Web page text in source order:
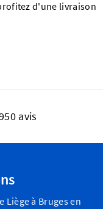
d'une livraison
avis
Liège à Bruges en